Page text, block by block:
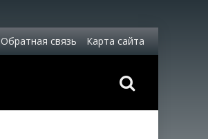
Обратная связь Карта сайта